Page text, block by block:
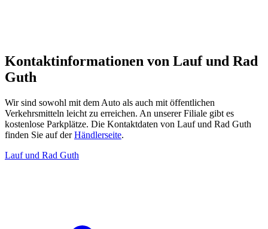
Kontaktinformationen von Lauf und Rad
Guth
Wir sind sowohl mit dem Auto als auch mit öffentlichen
Verkehrsmitteln leicht zu erreichen. An unserer Filiale gibt es
kostenlose Parkplätze. Die Kontaktdaten von Lauf und Rad Guth
finden Sie auf derHändlerseite.
Lauf und Rad Guth